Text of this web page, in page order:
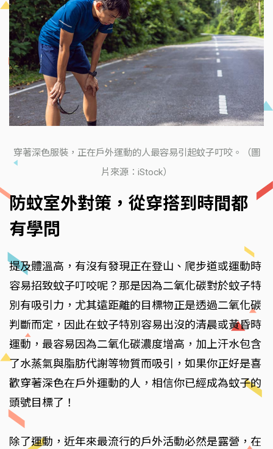
穿著深色服裝，正在戶外運動的人最容易引起蚊子叮咬。（圖
片來源：iStock）
防蚊室外對策，從穿搭到時間都
有學問
提及體溫高，有沒有發現正在登山、爬步道或運動時
容易招致蚊子叮咬呢？那是因為二氧化碳對於蚊子特
別有吸引力，尤其遠距離的目標物正是透過二氧化碳
判斷而定，因此在蚊子特別容易出沒的清晨或黃昏時
運動，最容易因為二氧化碳濃度增高，加上汗水包含
了水蒸氣與脂肪代謝等物質而吸引，如果你正好是喜
歡穿著深色在戶外運動的人，相信你已經成為蚊子的
頭號目標了！
除了運動，近年來最流行的戶外活動必然是露營，在